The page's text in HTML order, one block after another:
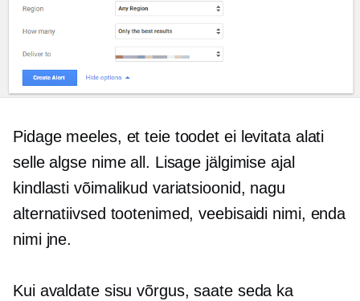
Pidage meeles, et teie toodet ei levitata alati
selle algse nime all. Lisage jälgimise ajal
kindlasti võimalikud variatsioonid, nagu
alternatiivsed tootenimed, veebisaidi nimi, enda
nimi jne.
Kui avaldate sisu võrgus, saate seda ka